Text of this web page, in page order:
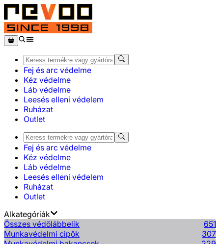
Fej és arc védelme
Kéz védelme
Láb védelme
Leesés elleni védelem
Ruházat
Outlet
Fej és arc védelme
Kéz védelme
Láb védelme
Leesés elleni védelem
Ruházat
Outlet
Alkategóriák
Összes védőlábbelik
651
Munkavédelmi cipők
307